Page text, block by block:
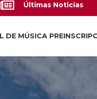
Últimas Noticias
DE MÚSICA